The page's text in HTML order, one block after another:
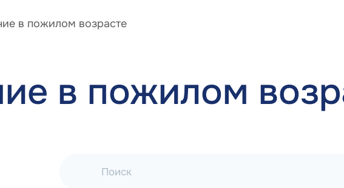
в пожилом возрасте
в пожилом
Поиск